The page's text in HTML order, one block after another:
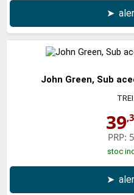
➤
John Green, Sub
TREI
39
PRP:
stoc
➤